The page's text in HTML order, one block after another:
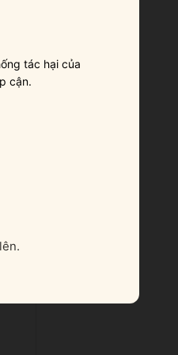
tác hại của
cận.